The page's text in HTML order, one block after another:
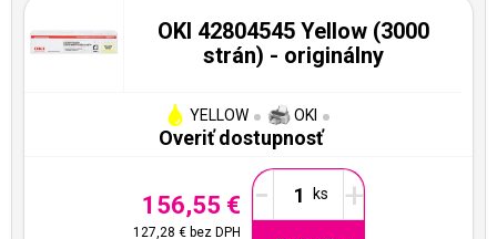
OKI 42804545 Yellow (3000
strán) - originálny
YELLOW OKI
Overiť dostupnosť
156,55 €
127,28 €bez DPH
- +